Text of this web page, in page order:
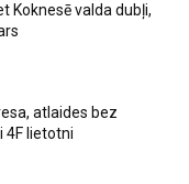
Koknesē valda dubļi,
atlaides bez
4F lietotni